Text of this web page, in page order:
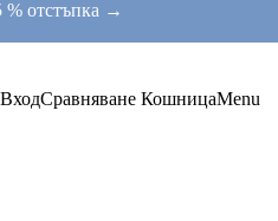
% отстъпка →
ВходСравняване КошницаMenu